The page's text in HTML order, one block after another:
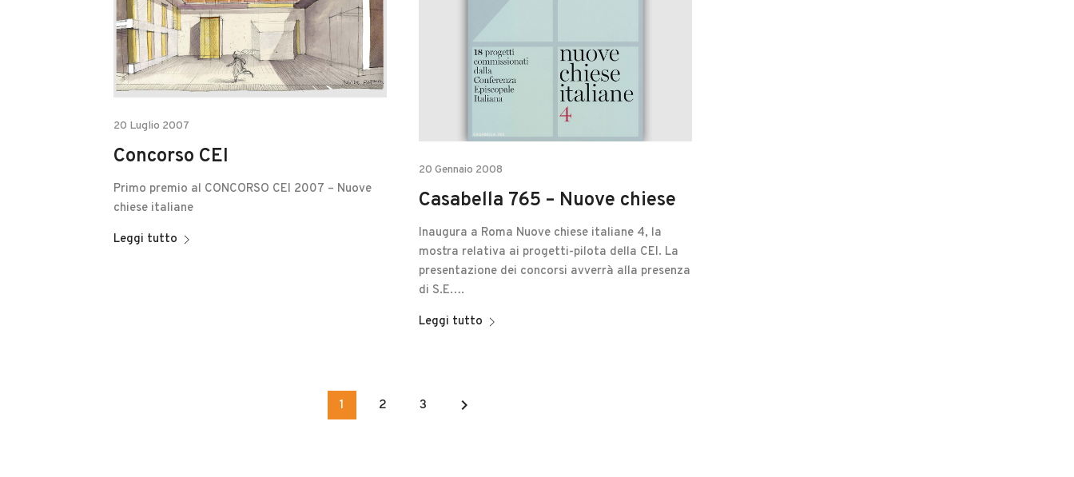
20 Luglio 2007
Concorso CEI
Primo premio al CONCORSO CEI 2007 – Nuove
chiese italiane
Leggi tutto
20 Gennaio 2008
Casabella 765 – Nuove chiese
Inaugura a Roma Nuove chiese italiane 4, la
mostra relativa ai progetti-pilota della CEI. La
presentazione dei concorsi avverrà alla presenza
di S.E….
Leggi tutto
1 2 3 keyboard_arrow_right